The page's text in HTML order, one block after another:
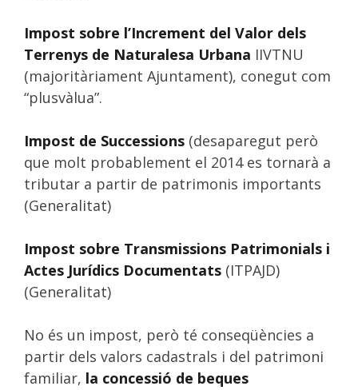
Impost sobre l’Increment del Valor dels
Terrenys de Naturalesa Urbana IIVTNU
(majoritàriament Ajuntament), conegut com
“plusvàlua”.
Impost de Successions (desaparegut però
que molt probablement el 2014 es tornarà a
tributar a partir de patrimonis importants
(Generalitat)
Impost sobre Transmissions Patrimonials i
Actes Jurídics Documentats (ITPAJD)
(Generalitat)
No és un impost, però té conseqüències a
partir dels valors cadastrals i del patrimoni
familiar, la concessió de beques